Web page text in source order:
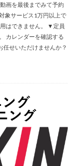
画を最後までみて予約
象サービス1万円以上で
はできません。 ▼定員
カレンダーを確認する
せいただけませんか？